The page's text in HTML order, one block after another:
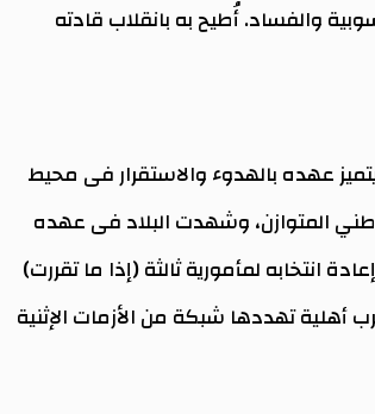
مفبركة بالمحسوبية والفساد. أُطيح به بانقلاب قادته
عهده بالهدوء والاستقرار فى محيط
المتوازن، وشهدت البلاد فى عهده
انتخابه لمأمورية ثالثة (إذا ما تقررت)
أهلية تهددها شبكة من الأزمات الإثنية